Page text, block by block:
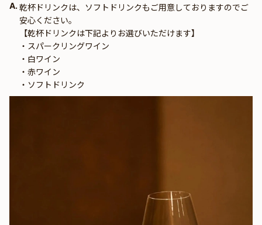
A. 乾杯ドリンクは、ソフトドリンクもご用意しておりますのでご
安心ください。
【乾杯ドリンクは下記よりお選びいただけます】
・スパークリングワイン
・白ワイン
・赤ワイン
・ソフトドリンク